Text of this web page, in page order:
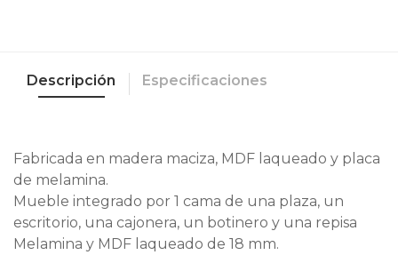
Descripción Especificaciones
Fabricada en madera maciza, MDF laqueado y placa
de melamina.
Mueble integrado por 1 cama de una plaza, un
escritorio, una cajonera, un botinero y una repisa
Melamina y MDF laqueado de 18 mm.